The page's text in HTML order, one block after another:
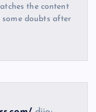
the content
some doubts after